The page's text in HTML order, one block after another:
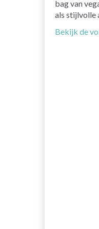
bag van
als stijlvolle
Bekijk de